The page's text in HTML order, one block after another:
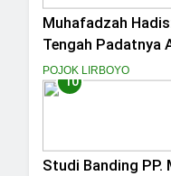
Muhafadzah
Tengah Padatnya
POJOK LIRBOYO
10
Studi Banding PP.